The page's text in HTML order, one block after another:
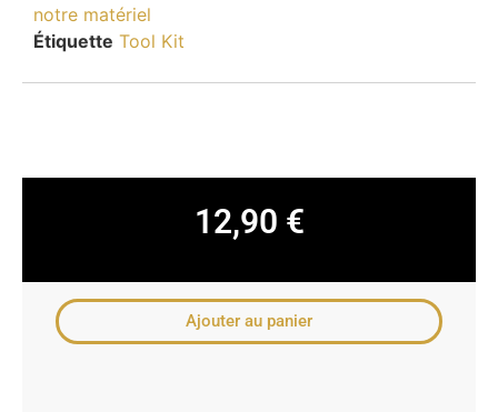
notre matériel
Étiquette Tool Kit
12,90 €
Ajouter au panier